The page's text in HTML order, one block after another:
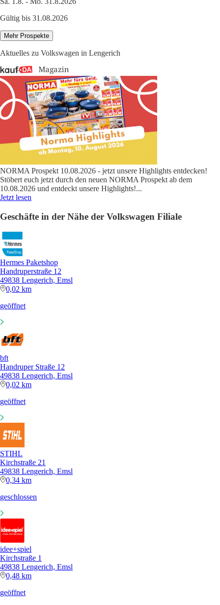
Gültig bis 31.08.2026
Mehr Prospekte
Aktuelles zu Volkswagen in Lengerich
NORMA Prospekt 10.08.2026 - jetzt unsere Highlights entdecken!
Stöbert euch jetzt durch den neuen NORMA Prospekt ab dem
10.08.2026 und entdeckt unsere Highlights!...
Jetzt lesen
Geschäfte in der Nähe der Volkswagen Filiale
Hermes Paketshop
Handruperstraße 12
49838 Lengerich, Emsl
0,02 km
geöffnet
bft
Handruper Straße 12
49838 Lengerich, Emsl
0,02 km
geöffnet
STIHL
Kirchstraße 21
49838 Lengerich, Emsl
0,34 km
geschlossen
idee+spiel
Kirchstraße 1
49838 Lengerich, Emsl
0,48 km
geöffnet